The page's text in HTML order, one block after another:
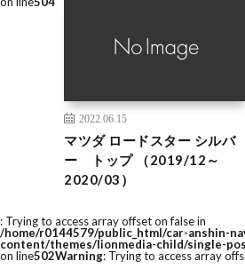
2022.06.15
マツダ ロードスター シルバ
ー トップ （2019/12～
2020/03）
: Trying to access array offset on false in
/home/r0144579/public_html/car-anshin-
content/themes/lionmedia-child/single-
on line502Warning: Trying to access array